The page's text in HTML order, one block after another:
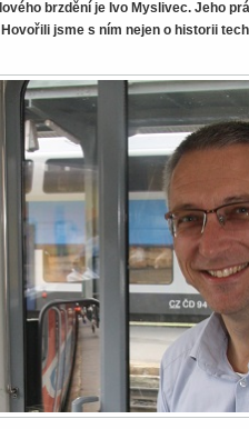
brzdění je Ivo Myslivec. Jeho
jsme s ním nejen o historii